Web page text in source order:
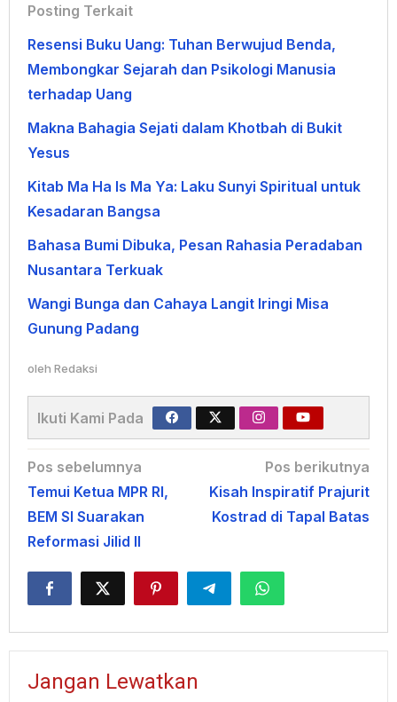
Posting Terkait
Resensi Buku Uang: Tuhan Berwujud Benda,
Membongkar Sejarah dan Psikologi Manusia
terhadap Uang
Makna Bahagia Sejati dalam Khotbah di Bukit
Yesus
Kitab Ma Ha Is Ma Ya: Laku Sunyi Spiritual untuk
Kesadaran Bangsa
Bahasa Bumi Dibuka, Pesan Rahasia Peradaban
Nusantara Terkuak
Wangi Bunga dan Cahaya Langit Iringi Misa
Gunung Padang
oleh Redaksi
Ikuti Kami Pada
Navigasi
pos
Pos sebelumnya
Temui Ketua MPR RI,
BEM SI Suarakan
Reformasi Jilid II
Pos berikutnya
Kisah Inspiratif Prajurit
Kostrad di Tapal Batas
Jangan Lewatkan